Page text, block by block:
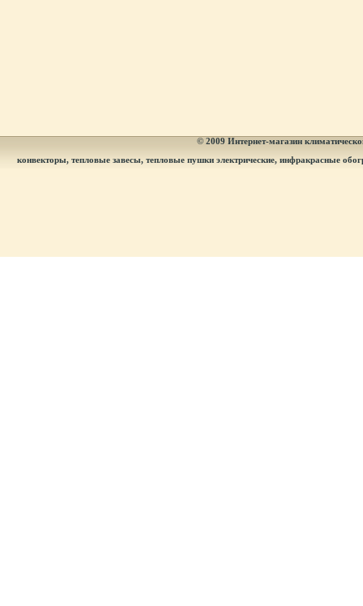
© 2009 Интернет-магазин
конвекторы, тепловые завесы, тепловые пушки электрические, инфракрасные